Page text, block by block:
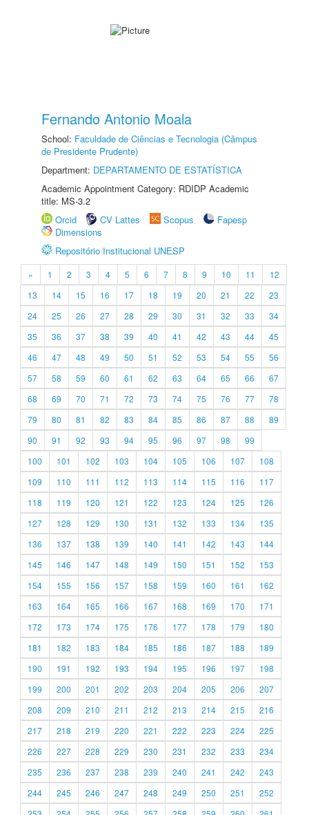
Fernando Antonio Moala
School: Faculdade de Ciências e Tecnologia (Câmpus
de Presidente Prudente)
Department: DEPARTAMENTO DE ESTATÍSTICA
Academic Appointment Category: RDIDP Academic
title: MS-3.2
Orcid
CV Lattes Scopus
Fapesp
Dimensions
Repositório Institucional UNESP
« 1 2 3 4 5 6 7 8 9 10 11
12
13
14 15 16 17 18 19 20 21 22
23
24
25 26 27 28 29 30 31 32 33
34
35
36 37 38 39 40 41 42 43 44
45
46
47 48 49 50 51 52 53 54 55
56
57
58 59 60 61 62 63 64 65 66
67
68
69 70 71 72 73 74 75 76 77
78
79
80 81 82 83 84 85 86 87 88
89
90
91 92 93 94 95 96 97 98
99
100
101 102 103 104 105 106 107
108
109
110 111 112 113 114 115 116
117
118
119 120 121 122 123 124 125
126
127
128 129 130 131 132 133 134
135
136
137 138 139 140 141 142 143
144
145
146 147 148 149 150 151 152
153
154
155 156 157 158 159 160 161
162
163
164 165 166 167 168 169 170
171
172
173 174 175 176 177 178 179
180
181
182 183 184 185 186 187 188
189
190
191 192 193 194 195 196 197
198
199
200 201 202 203 204 205 206
207
208
209 210 211 212 213 214 215
216
217
218 219 220 221 222 223 224
225
226
227 228 229 230 231 232 233
234
235
236 237 238 239 240 241 242
243
244
245 246 247 248 249 250 251
252